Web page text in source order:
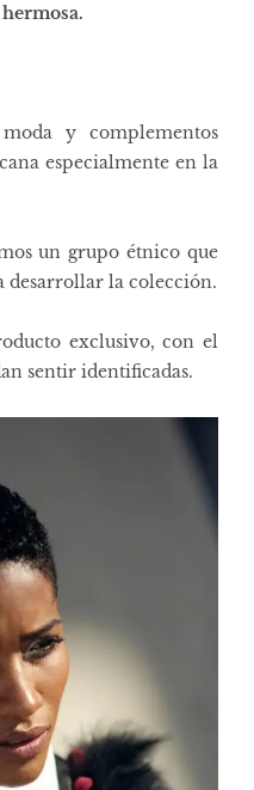
y complementos
especialmente en la
un grupo étnico que
desarrollar la colección.
exclusivo, con el
sentir identificadas.